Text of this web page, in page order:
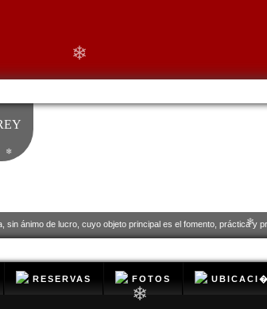
sin ánimo de lucro, cuyo objeto principal es el fomento, práctica y
RESERVAS FOTOS
❄